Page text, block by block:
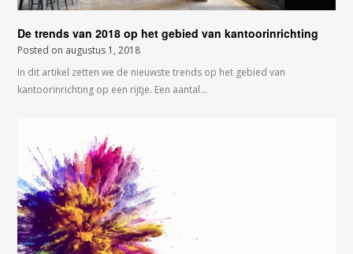
De trends van 2018 op het gebied van kantoorinrichting
Posted on augustus 1, 2018
In dit artikel zetten we de nieuwste trends op het gebied van
kantoorinrichting op een rijtje. Een aantal…